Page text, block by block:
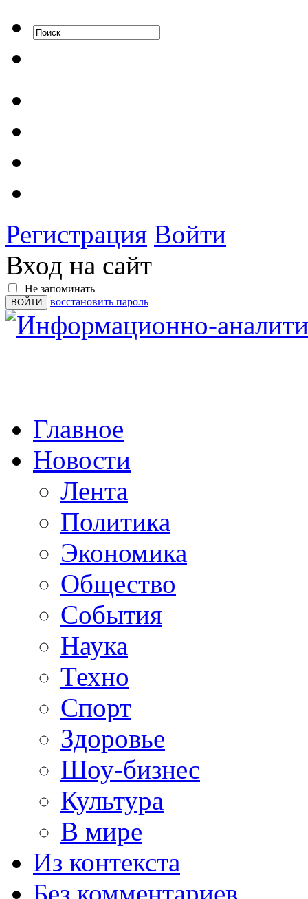
Регистрация Войти
Вход на сайт
Не запоминать
восстановить пароль
Главное
Новости
Лента
Политика
Экономика
Общество
События
Наука
Техно
Спорт
Здоровье
Шоу-бизнес
Культура
В мире
Из контекста